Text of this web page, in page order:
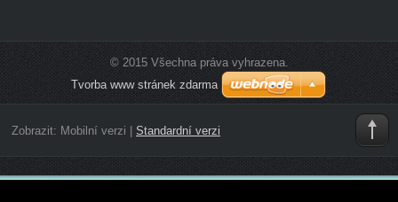
© 2015 Všechna práva vyhrazena.
Tvorba www stránek zdarma
Zobrazit: Mobilní verzi Standardní verzi